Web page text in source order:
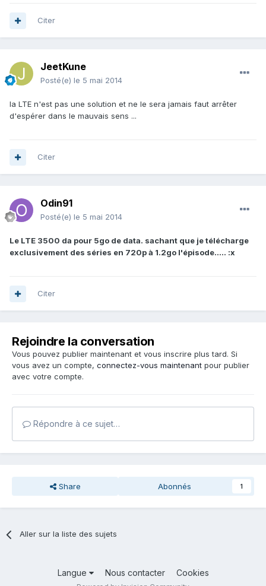
Citer
JeetKune
Posté(e) le 5 mai 2014
la LTE n'est pas une solution et ne le sera jamais faut arrêter
d'espérer dans le mauvais sens ...
Citer
Odin91
Posté(e) le 5 mai 2014
Le LTE 3500 da pour 5go de data. sachant que je télécharge
exclusivement des séries en 720p à 1.2go l'épisode..... :x
Citer
Rejoindre la conversation
Vous pouvez publier maintenant et vous inscrire plus tard. Si
vous avez un compte, connectez-vous maintenant pour publier
avec votre compte.
Répondre à ce sujet…
Share Abonnés 1
Aller sur la liste des sujets
Langue Nous contacter Cookies